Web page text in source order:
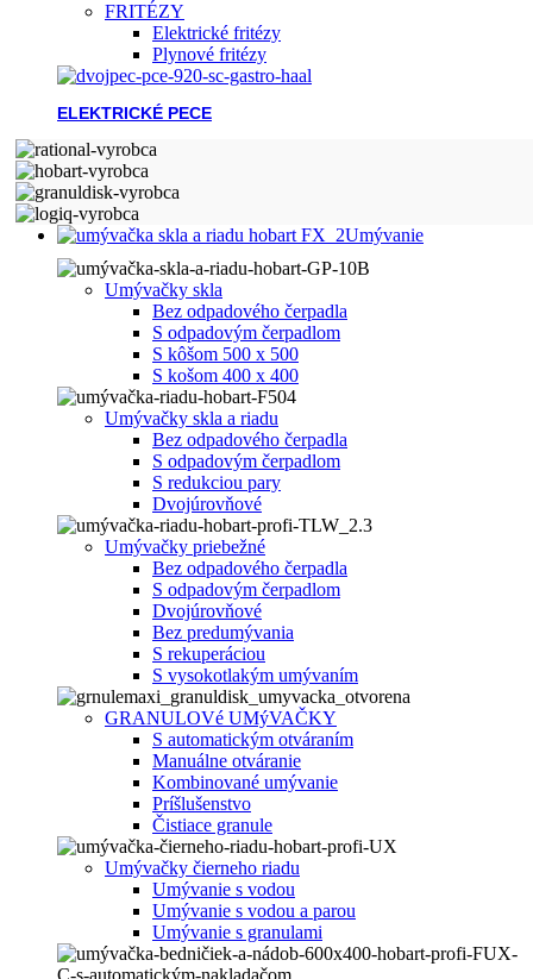
FRITÉZY
Elektrické fritézy
Plynové fritézy
ELEKTRICKÉ PECE
Umývanie
Umývačky skla
Bez odpadového čerpadla
S odpadovým čerpadlom
S kôšom 500 x 500
S košom 400 x 400
Umývačky skla a riadu
Bez odpadového čerpadla
S odpadovým čerpadlom
S redukciou pary
Dvojúrovňové
Umývačky priebežné
Bez odpadového čerpadla
S odpadovým čerpadlom
Dvojúrovňové
Bez predumývania
S rekuperáciou
S vysokotlakým umývaním
GRANULOVé UMýVAČKY
S automatickým otváraním
Manuálne otváranie
Kombinované umývanie
Príšlušenstvo
Čistiace granule
Umývačky čierneho riadu
Umývanie s vodou
Umývanie s vodou a parou
Umývanie s granulami